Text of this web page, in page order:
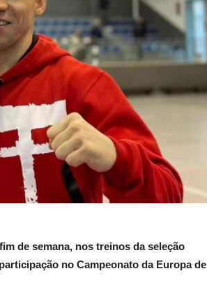
de semana, nos treinos da seleção
no Campeonato da Europa de